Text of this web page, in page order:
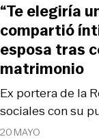
20 MAYO
Ex portera de la
sociales con su
“Te elegiría
compartió
esposa tras
matrimonio